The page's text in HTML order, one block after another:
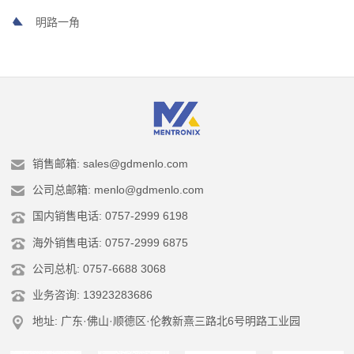
明路一角
销售邮箱: sales@gdmenlo.com
公司总邮箱: menlo@gdmenlo.com
国内销售电话: 0757-2999 6198
海外销售电话: 0757-2999 6875
公司总机: 0757-6688 3068
业务咨询: 13923283686
地址: 广东·佛山·顺德区·伦教新熹三路北6号明路工业园